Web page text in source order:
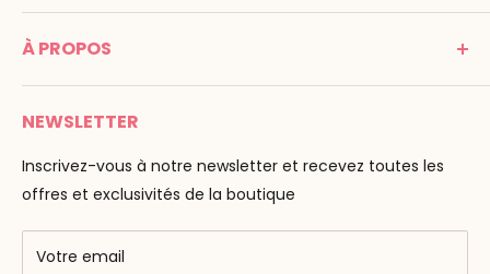
Tél : 05 53 61 21 26
Email :info@montessori-spirit.com
C G V
Mentions légales
Paiement
Livraison
F.A.Q
À PROPOS
Montessori Spirit
Maria Montessori
La pédagogie
Nos marques
Centres de formation
NEWSLETTER
Inscrivez-vous à notre newsletter et recevez toutes les
offres et exclusivités de la boutique
Votre email